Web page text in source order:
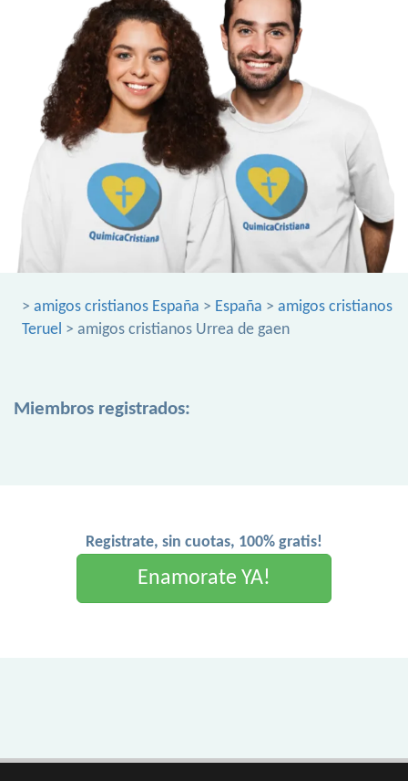
> amigos cristianos España > España > amigos cristianos
Teruel > amigos cristianos Urrea de gaen
Miembros registrados:
Registrate, sin cuotas, 100% gratis!
Enamorate YA!